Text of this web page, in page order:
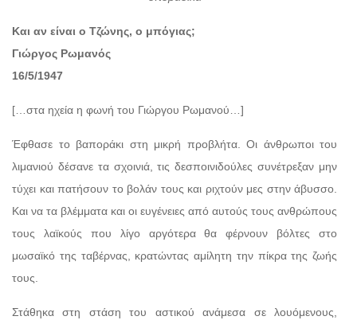
Και αν είναι ο Τζώνης, ο μπόγιας;
Γιώργος Ρωμανός
16/5/1947
[…στα ηχεία η φωνή του Γιώργου Ρωμανού…]
Έφθασε το βαποράκι στη μικρή προβλήτα. Οι άνθρωποι του
λιμανιού δέσανε τα σχοινιά, τις δεσποινιδούλες συνέτρεξαν μην
τύχει και πατήσουν το βολάν τους και ριχτούν μες στην άβυσσο.
Και να τα βλέμματα και οι ευγένειες από αυτούς τους ανθρώπους
τους λαϊκούς που λίγο αργότερα θα φέρνουν βόλτες στο
μωσαϊκό της ταβέρνας, κρατώντας αμίλητη την πίκρα της ζωής
τους.
Στάθηκα στη στάση του αστικού ανάμεσα σε λουόμενους,